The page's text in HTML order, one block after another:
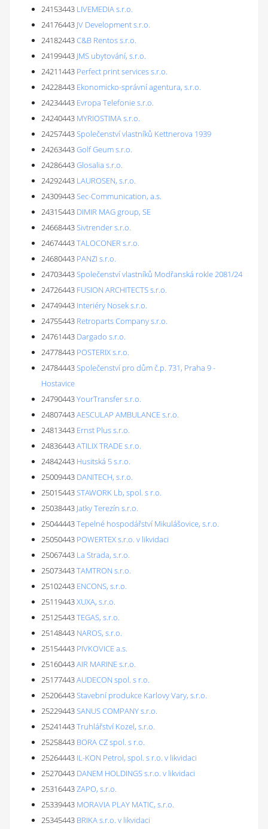
24153443 LIVEMEDIA s.r.o.
24176443 JV Development s.r.o.
24182443C&B Rentos s.r.o.
24199443 JMS ubytování, s.r.o.
24211443 Perfect print services s.r.o.
24228443 Ekonomicko-správní agentura, s.r.o.
24234443 Evropa Telefonie s.r.o.
24240443 MYRIOSTIMA s.r.o.
24257443Společenství vlastníků Kettnerova 1939
24263443Golf Geum s.r.o.
24286443Glosalia s.r.o.
24292443 LAUROSEN, s.r.o.
24309443Sec-Communication, a.s.
24315443 DIMIR MAG group, SE
24668443Sivtrender s.r.o.
24674443TALOCONER s.r.o.
24680443 PANZI s.r.o.
24703443Společenství vlastníků Modřanská rokle 2081/24
24726443 FUSION ARCHITECTS s.r.o.
24749443 Interiéry Nosek s.r.o.
24755443 Retroparts Company s.r.o.
24761443 Dargado s.r.o.
24778443 POSTERIX s.r.o.
24784443Společenství pro dům č.p. 731, Praha 9 -
Hostavice
24790443YourTransfer s.r.o.
24807443AESCULAP AMBULANCE s.r.o.
24813443 Ernst Plus s.r.o.
24836443ATILIX TRADE s.r.o.
24842443 Husitská 5 s.r.o.
25009443 DANITECH, s.r.o.
25015443STAWORK Lb, spol. s r.o.
25038443 Jatky Terezín s.r.o.
25044443Tepelné hospodářství Mikulášovice, s.r.o.
25050443 POWERTEX s.r.o. v likvidaci
25067443 La Strada, s.r.o.
25073443TAMTRON s.r.o.
25102443 ENCONS, s.r.o.
25119443XUXA, s.r.o.
25125443TEGAS, s.r.o.
25148443 NAROS, s.r.o.
25154443 PIVKOVICE a.s.
25160443AIR MARINE s.r.o.
25177443AUDECON spol. s r.o.
25206443Stavební produkce Karlovy Vary, s.r.o.
25229443SANUS COMPANY s.r.o.
25241443Truhlářství Kozel, s.r.o.
25258443 BORA CZ spol. s r.o.
25264443 IL-KON Petrol, spol. s r.o. v likvidaci
25270443 DANEM HOLDINGS s.r.o. v likvidaci
25316443ZAPO, s.r.o.
25339443 MORAVIA PLAY MATIC, s.r.o.
25345443 BRIKA s.r.o. v likvidaci